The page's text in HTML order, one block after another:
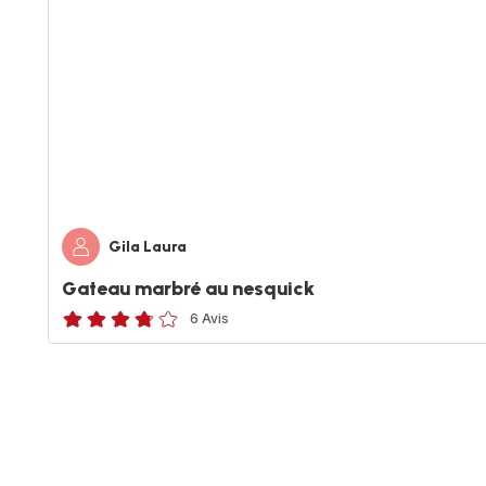
Gila Laura
Gateau marbré au nesquick
ratings.3.7
6 Avis